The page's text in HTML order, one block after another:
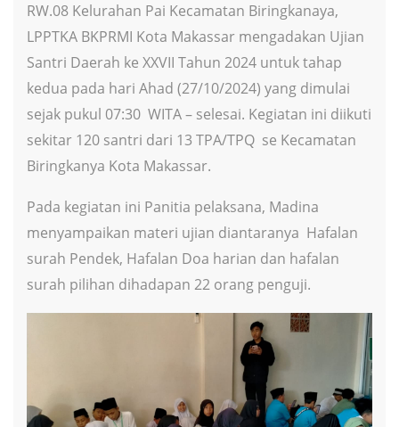
RW.08 Kelurahan Pai Kecamatan Biringkanaya,
LPPTKA BKPRMI Kota Makassar mengadakan Ujian
Santri Daerah ke XXVII Tahun 2024 untuk tahap
kedua pada hari Ahad (27/10/2024) yang dimulai
sejak pukul 07:30 WITA – selesai. Kegiatan ini diikuti
sekitar 120 santri dari 13 TPA/TPQ se Kecamatan
Biringkanya Kota Makassar.
Pada kegiatan ini Panitia pelaksana, Madina
menyampaikan materi ujian diantaranya Hafalan
surah Pendek, Hafalan Doa harian dan hafalan
surah pilihan dihadapan 22 orang penguji.